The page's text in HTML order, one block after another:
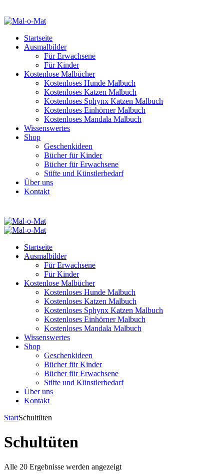
Startseite
Ausmalbilder
Für Erwachsene
Für Kinder
Kostenlose Malbücher
Kostenloses Hunde Malbuch
Kostenloses Katzen Malbuch
Kostenloses Sphynx Katzen Malbuch
Kostenloses Einhörner Malbuch
Kostenloses Mandala Malbuch
Wissenswertes
Shop
Geschenkideen
Bücher für Kinder
Bücher für Erwachsene
Stifte und Künstlerbedarf
Über uns
Kontakt
Startseite
Ausmalbilder
Für Erwachsene
Für Kinder
Kostenlose Malbücher
Kostenloses Hunde Malbuch
Kostenloses Katzen Malbuch
Kostenloses Sphynx Katzen Malbuch
Kostenloses Einhörner Malbuch
Kostenloses Mandala Malbuch
Wissenswertes
Shop
Geschenkideen
Bücher für Kinder
Bücher für Erwachsene
Stifte und Künstlerbedarf
Über uns
Kontakt
StartSchultüten
Schultüten
Alle 20 Ergebnisse werden angezeigt